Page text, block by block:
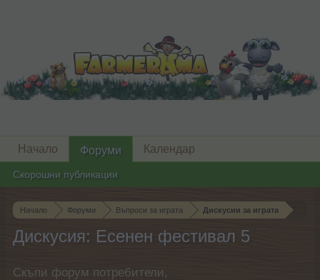
Начало Форуми Въпроси за играта Дискусии за играта
Дискусия: Есенен фестивал 5
Скъпи форум потребители,
Начало Форуми
Скорошни публикации
Календар